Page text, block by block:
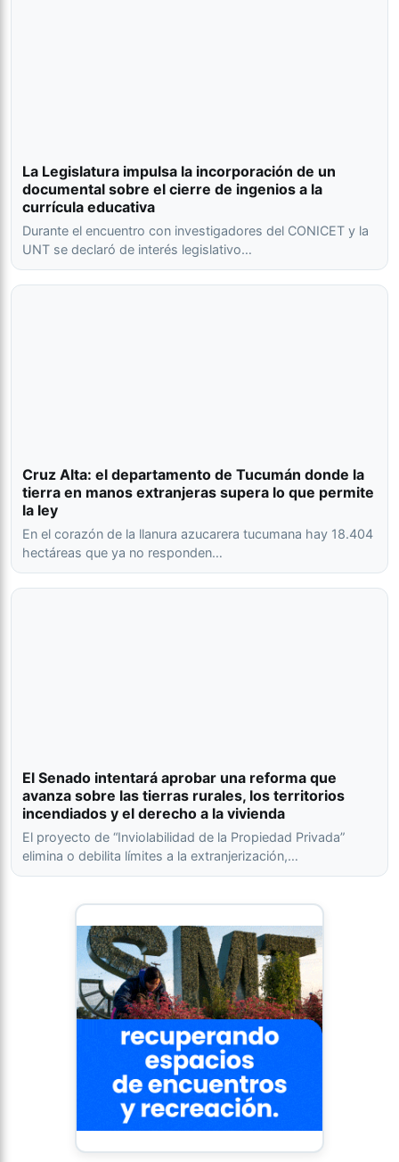
La Legislatura impulsa la incorporación de un
documental sobre el cierre de ingenios a la
currícula educativa
Durante el encuentro con investigadores del CONICET y la
UNT se declaró de interés legislativo…
Cruz Alta: el departamento de Tucumán donde la
tierra en manos extranjeras supera lo que permite
la ley
En el corazón de la llanura azucarera tucumana hay 18.404
hectáreas que ya no responden…
El Senado intentará aprobar una reforma que
avanza sobre las tierras rurales, los territorios
incendiados y el derecho a la vivienda
El proyecto de “Inviolabilidad de la Propiedad Privada”
elimina o debilita límites a la extranjerización,…